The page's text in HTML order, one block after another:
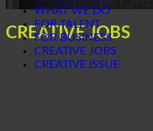
WHAT WE DO
FOR TALENT
FOR BUSINESS
CREATIVE JOBS
CREATIVE ISSUE
CREATIVE JOBS